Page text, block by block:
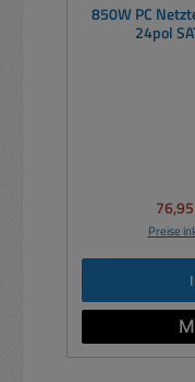
850W PC
24pol
Preise